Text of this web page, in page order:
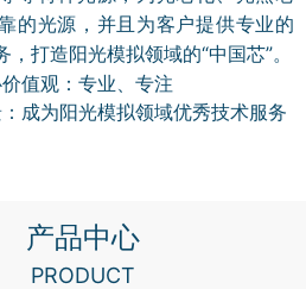
的光源，并且为客户提供专业的
打造阳光模拟领域的“中国芯”。
观：专业、专注
为阳光模拟领域优秀技术服务
产品中心
PRODUCT